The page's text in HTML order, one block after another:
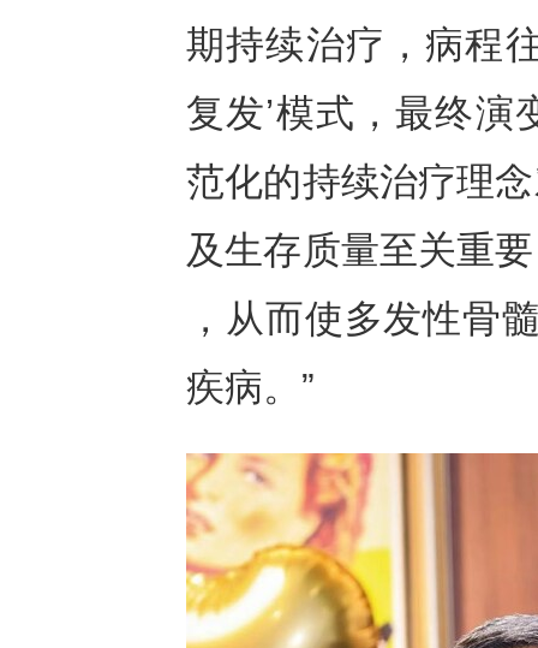
期持续治疗，病程
复发’模式，最终
范化的持续治疗理
及生存质量至关重
，从而使多发性骨
疾病。”